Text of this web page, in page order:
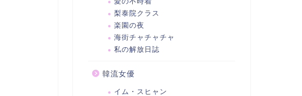
梨泰院クラス
楽園の夜
海街チャチャチャ
私の解放日誌
韓流女優
イム・スヒャン